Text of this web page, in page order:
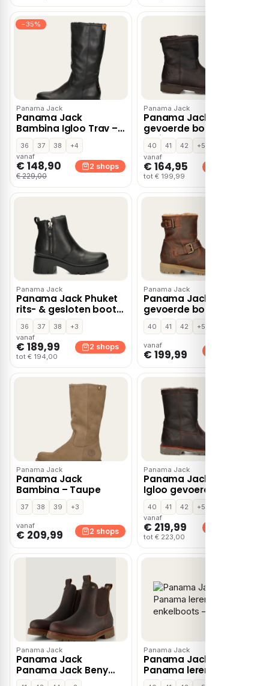
−35%
Panama Jack
Panama Jack
Bambina Igloo Trav –
Zwart
36 37 38
+4
vanaf
€ 148,90
€ 229,00
2 shops
Panama Jack
Panama Jack Fedro
gevoerde boots –
Bruin
40 41 42
+5
vanaf
€ 164,95
tot € 199,99
Panama Jack
Panama Jack Phuket
rits- & gesloten boots
– Zwart
36 37 38
+3
vanaf
€ 189,99
tot € 194,00
2 shops
Panama Jack
Panama Jack Faust
gevoerde boots –
Cognac
40 41 42 +5
vanaf
€ 199,99
Panama Jack
Panama Jack
Bambina – Taupe
37 38 39 +3
vanaf
€ 209,99 2 shops
Panama Jack
Panama Jack Fedro
Igloo gevoerde boots
– Cognac
40 41 42
+5
vanaf
€ 219,99
tot € 223,00
Panama Jack
Panama Jack
Panama Jack Beny
Igloo C2 Igloo Boots
Panama Jack
Panama Jack Bota
Panama leren
enkelboots – Bruin